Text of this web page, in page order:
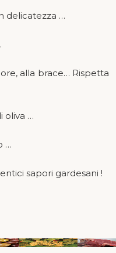
delicatezza …
alla brace… Rispetta
oliva …
…
sapori gardesani !